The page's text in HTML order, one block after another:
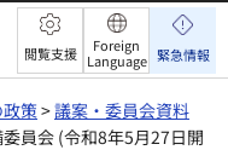
閲覧支援
Foreign
Language 緊急情報
策>議案・委員会資料
員会 (令和8年5月27日開